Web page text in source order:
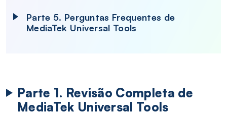
Parte 5. Perguntas Frequentes de
MediaTek Universal Tools
Parte 1. Revisão Completa de
MediaTek Universal Tools